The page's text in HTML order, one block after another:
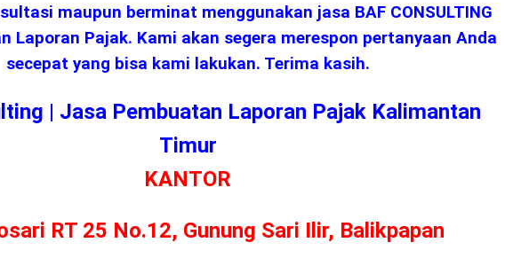
maupun berminat menggunakan jasa BAF CONSULTING
Laporan Pajak. Kami akan segera merespon pertanyaan Anda
secepat yang bisa kami lakukan. Terima kasih.
| Jasa Pembuatan Laporan Pajak Kalimantan
Timur
KANTOR
RT 25 No.12, Gunung Sari Ilir, Balikpapan